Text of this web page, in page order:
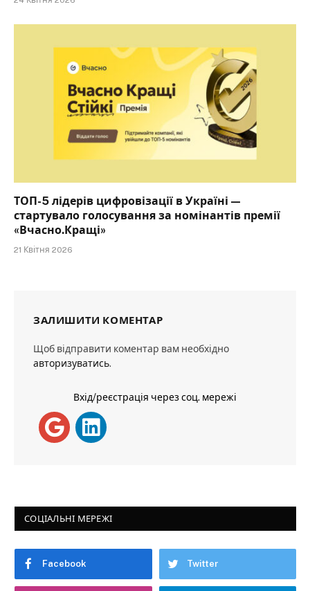
ТОП-5 лідерів цифровізації в Україні —
стартувало голосування за номінантів премії
«Вчасно.Кращі»
21 Квітня 2026
ЗАЛИШИТИ КОМЕНТАР
Щоб відправити коментар вам необхідно
авторизуватись.
Вхід/реєстрація через соц. мережі
СОЦІАЛЬНІ МЕРЕЖІ
Facebook Twitter